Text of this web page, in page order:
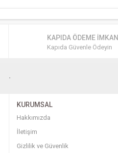
KAPIDA ÖDEME İMKANI
Kapıda Güvenle Ödeyin
.
KURUMSAL
Hakkımızda
İletişim
Gizlilik ve Güvenlik